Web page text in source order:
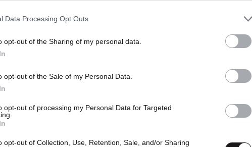
Data Processing Opt Outs
opt-out of the Sharing of my personal data.
opt-out of the Sale of my Personal Data.
opt-out of processing my Personal Data for Targeted
opt-out of Collection, Use, Retention, Sale, and/or Sharing
αρχιμανδρίτη στην Κυψέλη: Είχε
σε
Αθήνας –